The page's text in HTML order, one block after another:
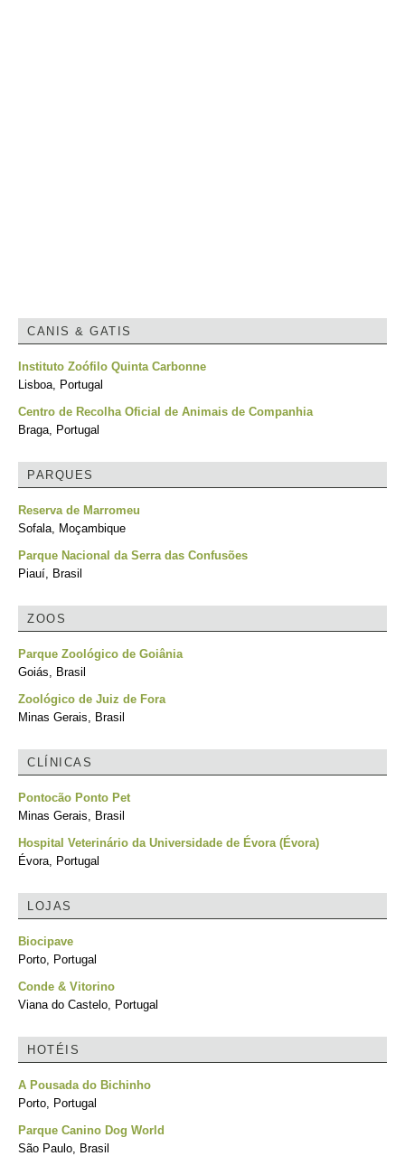
CANIS & GATIS
Instituto Zoófilo Quinta Carbonne
Lisboa, Portugal
Centro de Recolha Oficial de Animais de Companhia
Braga, Portugal
PARQUES
Reserva de Marromeu
Sofala, Moçambique
Parque Nacional da Serra das Confusões
Piauí, Brasil
ZOOS
Parque Zoológico de Goiânia
Goiás, Brasil
Zoológico de Juiz de Fora
Minas Gerais, Brasil
CLÍNICAS
Pontocão Ponto Pet
Minas Gerais, Brasil
Hospital Veterinário da Universidade de Évora (Évora)
Évora, Portugal
LOJAS
Biocipave
Porto, Portugal
Conde & Vitorino
Viana do Castelo, Portugal
HOTÉIS
A Pousada do Bichinho
Porto, Portugal
Parque Canino Dog World
São Paulo, Brasil